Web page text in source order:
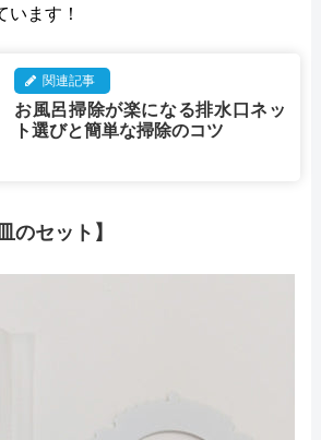
います！
関連記事
お風呂掃除が楽になる排水口ネッ
ト選びと簡単な掃除のコツ
のセット】